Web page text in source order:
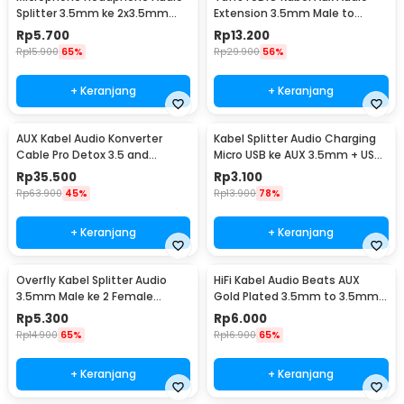
Splitter 3.5mm ke 2x3.5mm
16cm - FA297
Rp5.700
Rp15.900 65%
+ Keranjang
Extension 3.5mm Male to
Female TRRS 2M - AV121
Rp13.200
Rp29.900 56%
+ Keranjang
AUX Kabel Audio Konverter
Cable Pro Detox 3.5 and
6.5mm Male to Male - AV141
Rp35.500
Rp63.900 45%
+ Keranjang
Kabel Splitter Audio Charging
Micro USB ke AUX 3.5mm + USB
Male 50cm - V835
Rp3.100
Rp13.900 78%
+ Keranjang
Overfly Kabel Splitter Audio
3.5mm Male ke 2 Female
Earphone Headset 20cm - AV111
Rp5.300
Rp14.900 65%
+ Keranjang
HiFi Kabel Audio Beats AUX
Gold Plated 3.5mm to 3.5mm
1M
Rp6.000
Rp16.900 65%
+ Keranjang